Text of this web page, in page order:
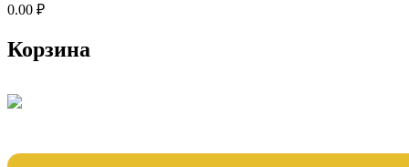
0.00 ₽
Корзина